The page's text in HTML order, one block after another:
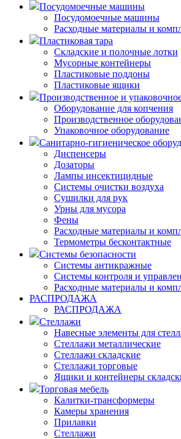
Посудомоечные машины
Посудомоечные машины
Расходные материалы и
Пластиковая тара
Складские и полочные лотки
Мусорные контейнеры
Пластиковые поддоны
Пластиковые ящики
Производственное и
Оборудование для копчения
Производственное
Упаковочное оборудование
Санитарно-гигиеническое
Диспенсеры
Дозаторы
Лампы инсектицидные
Системы очистки воздуха
Сушилки для рук
Урны для мусора
Фены
Расходные материалы и
Термометры бесконтактные
Системы безопасности
Системы антикражные
Системы контроля и
Расходные материалы и
РАСПРОДАЖА
РАСПРОДАЖА
Стеллажи
Навесные элементы для
Стеллажи металлические
Стеллажи складские
Стеллажи торговые
Ящики и контейнеры
Торговая мебель
Калитки-трансформеры
Камеры хранения
Прилавки
Стеллажи